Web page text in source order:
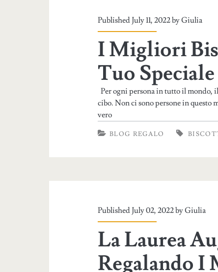
Published July 11, 2022 byGiulia
I Migliori
Tuo
Per ogni persona in tutto il mondo,
cibo. Non ci sono persone in questo
vero
BLOG REGALO
Published July 02, 2022 byGiulia
La Laurea
Regalando